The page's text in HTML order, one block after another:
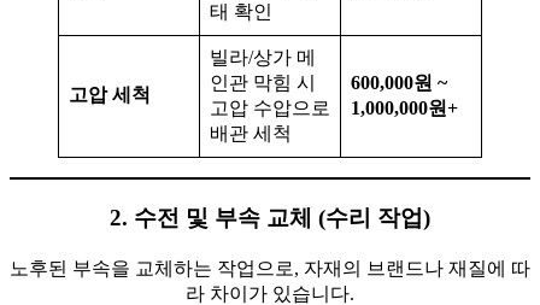
태 확인
고압 세척
빌라/상가 메
인관 막힘 시
고압 수압으로
배관 세척
600,000원 ~
1,000,000원+
2. 수전 및 부속 교체 (수리 작업)
노후된 부속을 교체하는 작업으로, 자재의 브랜드나 재질에 따
라 차이가 있습니다.